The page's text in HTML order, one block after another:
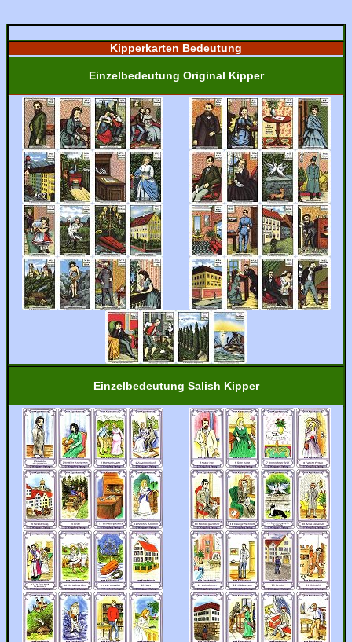
Kipperkarten Bedeutung
Einzelbedeutung Original Kipper
Einzelbedeutung Salish Kipper